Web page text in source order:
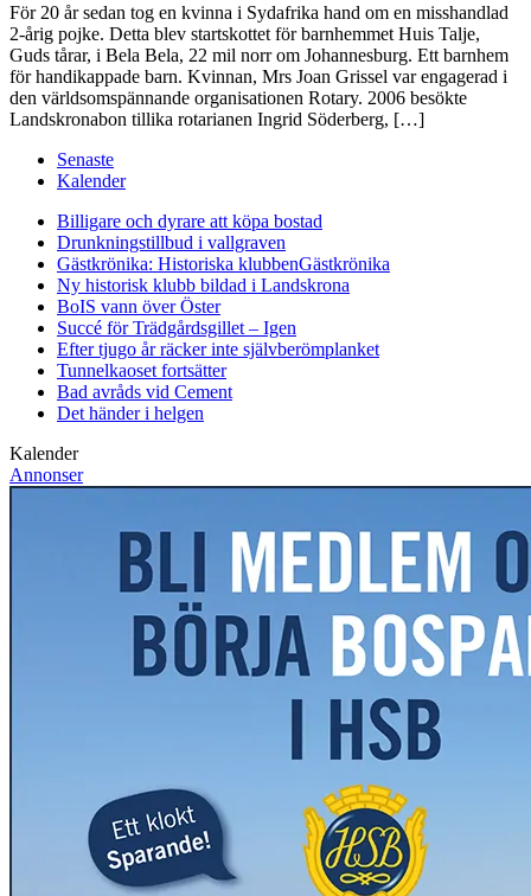
För 20 år sedan tog en kvinna i Sydafrika hand om en misshandlad
2-årig pojke. Detta blev startskottet för barnhemmet Huis Talje,
Guds tårar, i Bela Bela, 22 mil norr om Johannesburg. Ett barnhem
för handikappade barn. Kvinnan, Mrs Joan Grissel var engagerad i
den världsomspännande organisationen Rotary. 2006 besökte
Landskronabon tillika rotarianen Ingrid Söderberg, […]
Senaste
Kalender
Billigare och dyrare att köpa bostad
Drunkningstillbud i vallgraven
Gästkrönika: Historiska klubbenGästkrönika
Ny historisk klubb bildad i Landskrona
BoIS vann över Öster
Succé för Trädgårdsgillet – Igen
Efter tjugo år räcker inte självberömplanket
Tunnelkaoset fortsätter
Bad avråds vid Cement
Det händer i helgen
Kalender
Annonser